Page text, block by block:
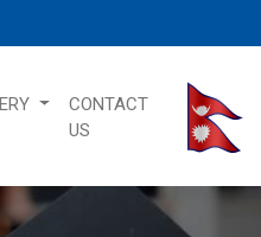
CONTACT
US